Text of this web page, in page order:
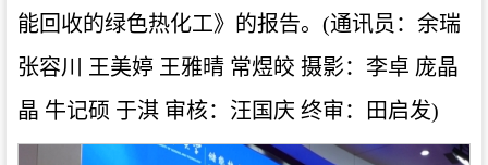
能回收的绿色热化工》的报告。(通讯员：余瑞
张容川 王美婷 王雅晴 常煜皎 摄影：李卓 庞晶
晶 牛记硕 于淇 审核：汪国庆 终审：田启发)